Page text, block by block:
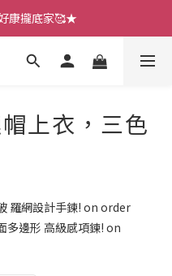
限時折扣優惠😍
康攏底家🥰★
限時折扣優惠😍
上衣，三色
羅網設計手鍊! on order
多邊形 高級感項鍊! on